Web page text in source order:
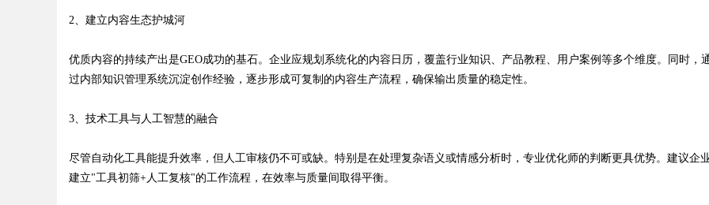
2、建立内容生态护城河
优质内容的持续产出是GEO成功的基石。企业应规划系统化的内容日历，覆盖行业知识、产品教程、用户案例等多个维度。同时，
过内部知识管理系统沉淀创作经验，逐步形成可复制的内容生产流程，确保输出质量的稳定性。
3、技术工具与人工智慧的融合
尽管自动化工具能提升效率，但人工审核仍不可或缺。特别是在处理复杂语义或情感分析时，专业优化师的判断更具优势。建议企
建立"工具初筛+人工复核"的工作流程，在效率与质量间取得平衡。